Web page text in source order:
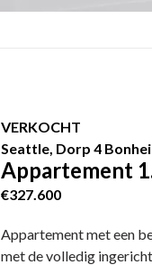
VERKOCHT
Seattle, Dorp 4
Appartement
€327.600
Appartement met een
met de volledig